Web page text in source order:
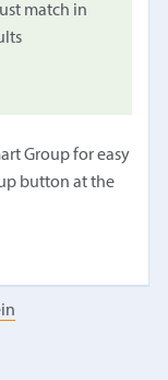
match in
Group for easy
button at the